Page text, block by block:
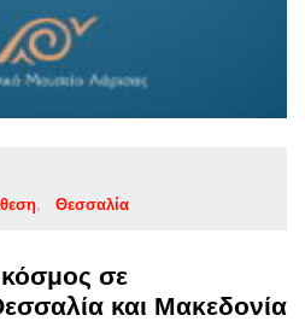
Θεσσαλία
σε
και Μακεδονία